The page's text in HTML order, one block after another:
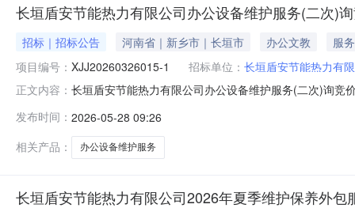
长垣盾安节能热力有限公司办公设备维护服务(二次)
招标｜招标公告 河南省｜新乡市｜长垣市 办公文教
服务
项目编号： XJJ20260326015-1 招标单位： 长垣盾安节能热力有
正文内容： 长垣盾安节能热力有限公司办公设备维护服务(二次)询竞
能热力有限公司办公设备维护服务(二次)项目编号
发布时间： 2026-05-28 09:26
相关产品：
办公设备维护服务
长垣盾安节能热力有限公司2026年夏季维护保养外包